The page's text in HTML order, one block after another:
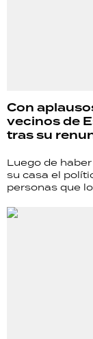
Con
vecinos de
tras su
Luego de
su casa el
personas que